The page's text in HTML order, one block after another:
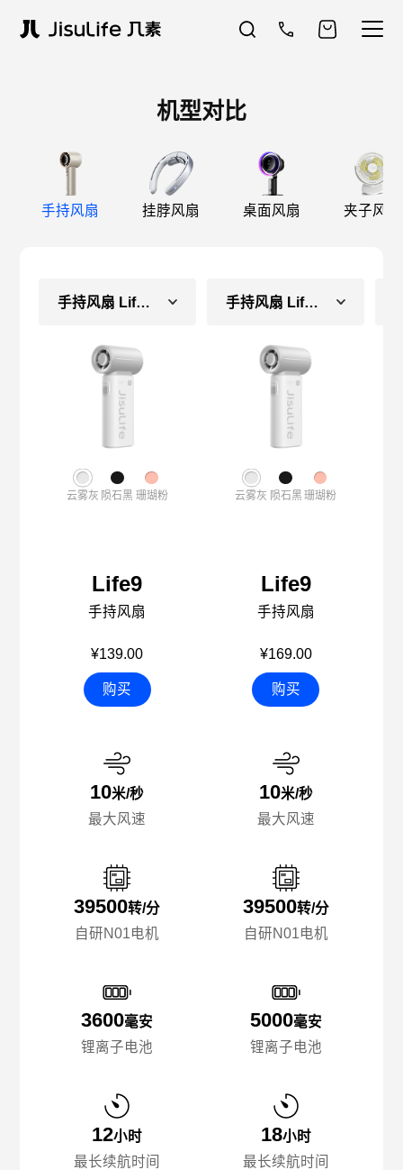
机型对比
手持风扇 挂脖风扇 桌面风扇 夹子风扇
手持风扇 Life9（常规款）
云雾灰 陨石黑 珊瑚粉
Life9
手持风扇
¥139.00
购买
10米/秒
最大风速
39500转/分
自研N01电机
3600毫安
锂离子电池
12小时
最长续航时间
手持风扇 Life9（长续航款）
云雾灰 陨石黑 珊瑚粉
Life9
手持风扇
¥169.00
购买
10米/秒
最大风速
39500转/分
自研N01电机
5000毫安
锂离子电池
18小时
最长续航时间